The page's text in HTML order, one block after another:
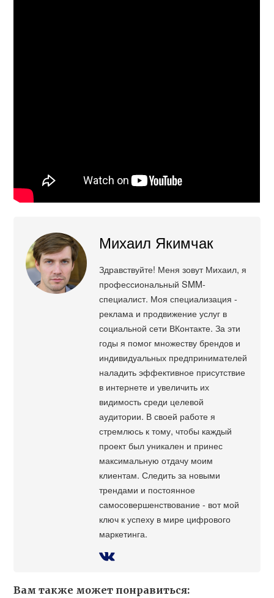
Михаил Якимчак
Здравствуйте! Меня зовут Михаил, я
профессиональный SMM-
специалист. Моя специализация -
реклама и продвижение услуг в
социальной сети ВКонтакте. За эти
годы я помог множеству брендов и
индивидуальных предпринимателей
наладить эффективное присутствие
в интернете и увеличить их
видимость среди целевой
аудитории. В своей работе я
стремлюсь к тому, чтобы каждый
проект был уникален и принес
максимальную отдачу моим
клиентам. Следить за новыми
трендами и постоянное
самосовершенствование - вот мой
ключ к успеху в мире цифрового
маркетинга.
Вам также может понравиться: